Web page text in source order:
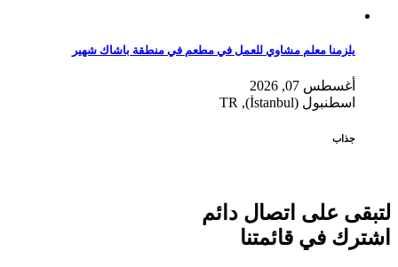
يلزمنا معلم مشاوي للعمل في مطعم في منطقة باشاك شهير
أغسطس 07, 2026
اسطنبول (İstanbul), TR
جذاب
لتبقى على اتصال دائم
اشترك في قائمتنا